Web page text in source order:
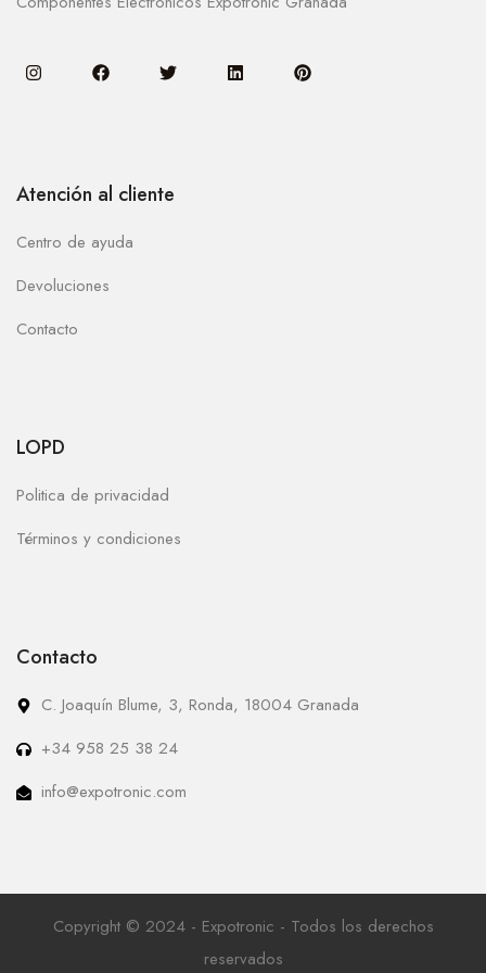
Atención al cliente
Centro de ayuda
Devoluciones
Contacto
LOPD
Politica de privacidad
Términos y condiciones
Contacto
C. Joaquín Blume, 3, Ronda, 18004 Granada
+34 958 25 38 24
info@expotronic.com
Copyright © 2024 - Expotronic - Todos los derechos
reservados